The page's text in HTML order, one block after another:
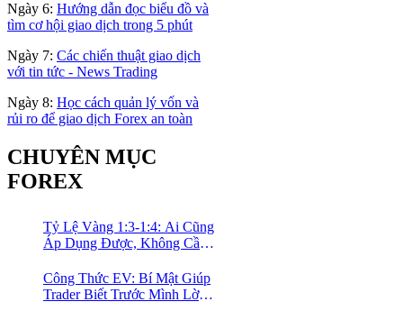
Ngày 6: Hướng dẫn đọc biểu đồ và
tìm cơ hội giao dịch trong 5 phút
Ngày 7: Các chiến thuật giao dịch
với tin tức - News Trading
Ngày 8: Học cách quản lý vốn và
rủi ro để giao dịch Forex an toàn
CHUYÊN MỤC
FOREX
Tỷ Lệ Vàng 1:3-1:4: Ai Cũng
Áp Dụng Được, Không Cần
Công Thức EV: Bí Mật Giúp
Trader Biết Trước Mình Lời